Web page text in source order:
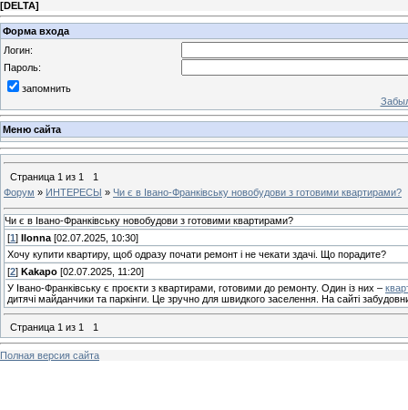
[DELTA]
Форма входа
Логин:
Пароль:
запомнить
Меню сайта
Страница 1 из 1
1
Форум » ИНТЕРЕСЫ » Чи є в Івано-Франківську новобудови з готовими квартирами?
Чи є в Івано-Франківську новобудови з готовими квартирами?
[1 ] Ilonna [02.07.2025, 10:30]
Хочу купити квартиру, щоб одразу почати ремонт і не чекати здачі. Що порадите?
[2] Kakapo [02.07.2025, 11:20]
У Івано-Франківську є проєкти з квартирами, готовими до ремонту. Один із них –
дитячі майданчики та паркінги. Це зручно для швидкого заселення. На сайті
Страница 1 из 1 1
Полная версия сайта